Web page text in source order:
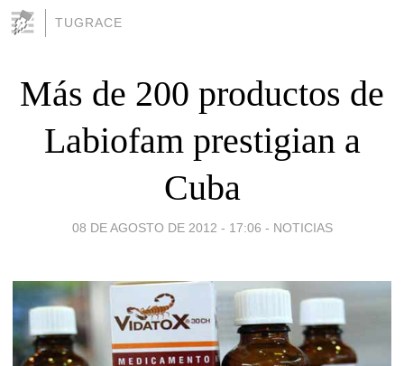
TUGRACE
Más de 200 productos de
Labiofam prestigian a
Cuba
08 DE AGOSTO DE 2012 - 17:06 - NOTICIAS